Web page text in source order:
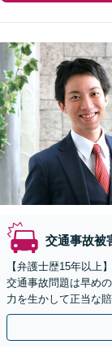
交通事故被
【弁護士歴15年以上
交通事故問題は早め
力を生かして正当な
【アットホームな雰